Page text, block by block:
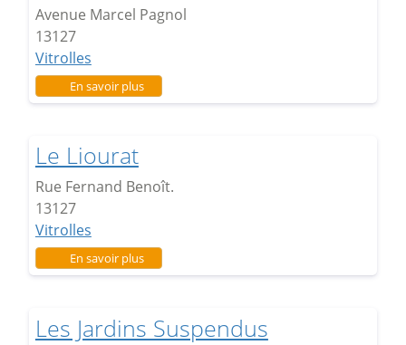
Avenue Marcel Pagnol
13127
Vitrolles
En savoir plussur Cascabel
Le Liourat
Rue Fernand Benoît.
13127
Vitrolles
En savoir plussur Le Liourat
Les Jardins Suspendus